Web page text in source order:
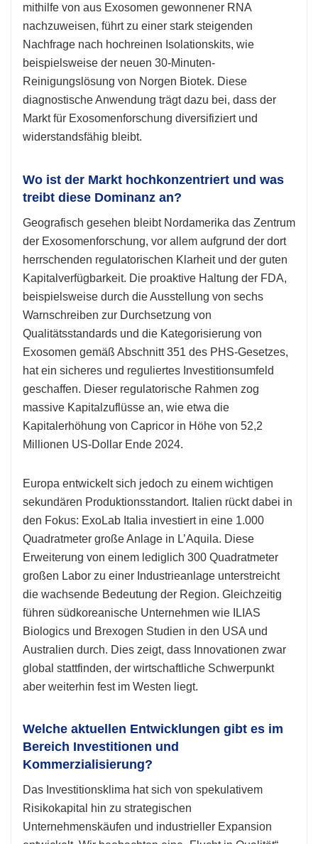
mithilfe von aus Exosomen gewonnener RNA
nachzuweisen, führt zu einer stark steigenden
Nachfrage nach hochreinen Isolationskits, wie
beispielsweise der neuen 30-Minuten-
Reinigungslösung von Norgen Biotek. Diese
diagnostische Anwendung trägt dazu bei, dass der
Markt für Exosomenforschung diversifiziert und
widerstandsfähig bleibt.
Wo ist der Markt hochkonzentriert und was
treibt diese Dominanz an?
Geografisch gesehen bleibt Nordamerika das Zentrum
der Exosomenforschung, vor allem aufgrund der dort
herrschenden regulatorischen Klarheit und der guten
Kapitalverfügbarkeit. Die proaktive Haltung der FDA,
beispielsweise durch die Ausstellung von sechs
Warnschreiben zur Durchsetzung von
Qualitätsstandards und die Kategorisierung von
Exosomen gemäß Abschnitt 351 des PHS-Gesetzes,
hat ein sicheres und reguliertes Investitionsumfeld
geschaffen. Dieser regulatorische Rahmen zog
massive Kapitalzuflüsse an, wie etwa die
Kapitalerhöhung von Capricor in Höhe von 52,2
Millionen US-Dollar Ende 2024.
Europa entwickelt sich jedoch zu einem wichtigen
sekundären Produktionsstandort. Italien rückt dabei in
den Fokus: ExoLab Italia investiert in eine 1.000
Quadratmeter große Anlage in L’Aquila. Diese
Erweiterung von einem lediglich 300 Quadratmeter
großen Labor zu einer Industrieanlage unterstreicht
die wachsende Bedeutung der Region. Gleichzeitig
führen südkoreanische Unternehmen wie ILIAS
Biologics und Brexogen Studien in den USA und
Australien durch. Dies zeigt, dass Innovationen zwar
global stattfinden, der wirtschaftliche Schwerpunkt
aber weiterhin fest im Westen liegt.
Welche aktuellen Entwicklungen gibt es im
Bereich Investitionen und
Kommerzialisierung?
Das Investitionsklima hat sich von spekulativem
Risikokapital hin zu strategischen
Unternehmenskäufen und industrieller Expansion